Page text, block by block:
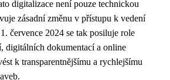
digitalizace není pouze technickou
zásadní změnu v přístupu k vedení
července 2024 se tak posiluje role
digitálních dokumentací a online
k transparentnějšímu a rychlejšímu